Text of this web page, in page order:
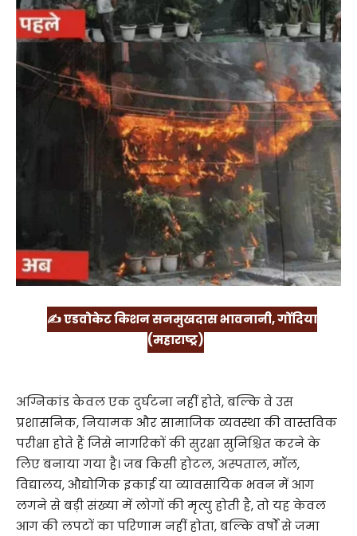
✍️ एडवोकेट किशन सनमुखदास भावनानी, गोंदिया
(महाराष्ट्र)
अग्निकांड केवल एक दुर्घटना नहीं होते, बल्कि वे उस
प्रशासनिक, नियामक और सामाजिक व्यवस्था की वास्तविक
परीक्षा होते हैं जिसे नागरिकों की सुरक्षा सुनिश्चित करने के
लिए बनाया गया है। जब किसी होटल, अस्पताल, मॉल,
विद्यालय, औद्योगिक इकाई या व्यावसायिक भवन में आग
लगने से बड़ी संख्या में लोगों की मृत्यु होती है, तो यह केवल
आग की लपटों का परिणाम नहीं होता, बल्कि वर्षों से जमा